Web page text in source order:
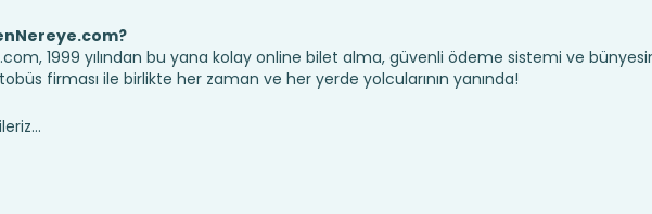
1999 yılından bu yana kolay online bilet alma, güvenli ödeme sistemi ve
firması ile birlikte her zaman ve her yerde yolcularının yanında!